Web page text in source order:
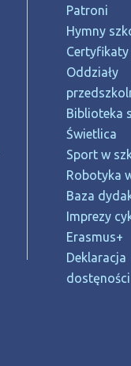
Patroni
Hymny
Certyfikaty
Oddziały
Biblioteka
Świetlica
Sport w
Robotyka
Baza
Imprezy
Erasmus+
Deklaracja
dostęności